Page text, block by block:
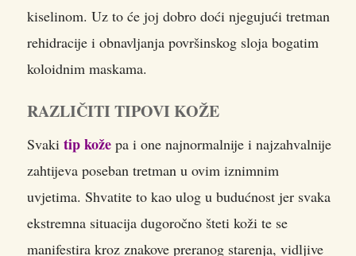
kiselinom. Uz to će joj dobro doći njegujući tretman
rehidracije i obnavljanja površinskog sloja bogatim
koloidnim maskama.
RAZLIČITI TIPOVI KOŽE
Svaki tip kože pa i one najnormalnije i najzahvalnije
zahtijeva poseban tretman u ovim iznimnim
uvjetima. Shvatite to kao ulog u budućnost jer svaka
ekstremna situacija dugoročno šteti koži te se
manifestira kroz znakove preranog starenja, vidljive